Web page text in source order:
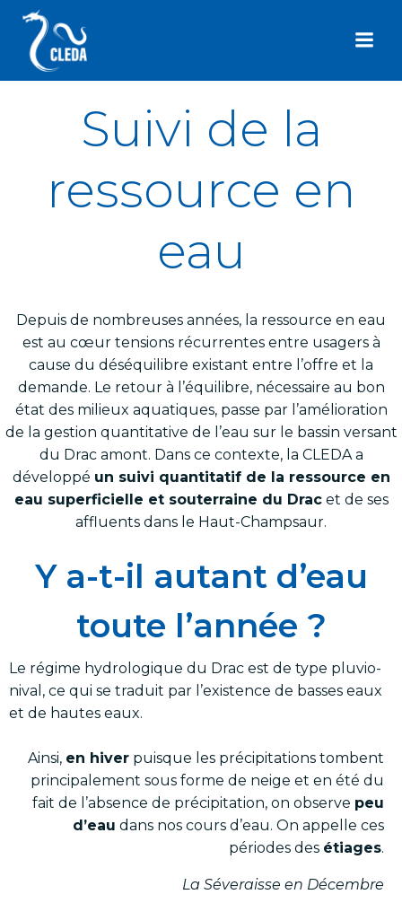
Suivi de la
ressource en
eau
Depuis de nombreuses années, la ressource en eau
est au cœur tensions récurrentes entre usagers à
cause du déséquilibre existant entre l’offre et la
demande. Le retour à l’équilibre, nécessaire au bon
état des milieux aquatiques, passe par l’amélioration
de la gestion quantitative de l’eau sur le bassin versant
du Drac amont. Dans ce contexte, la CLEDA a
développé un suivi quantitatif de la ressource en
eau superficielle et souterraine du Dracet de ses
affluents dans le Haut-Champsaur.
Y a-t-il autant d’eau
toute l’année ?
Le régime hydrologique du Drac est de type pluvio-
nival, ce qui se traduit par l’existence de basses eaux
et de hautes eaux.
Ainsi, en hiver puisque les précipitations tombent
principalement sous forme de neige et en été du
fait de l’absence de précipitation, on observe peu
d’eau dans nos cours d’eau. On appelle ces
périodes des étiages.
La Séveraisse en Décembre